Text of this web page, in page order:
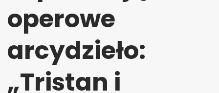
operowe
arcydzieło:
„Tristan i